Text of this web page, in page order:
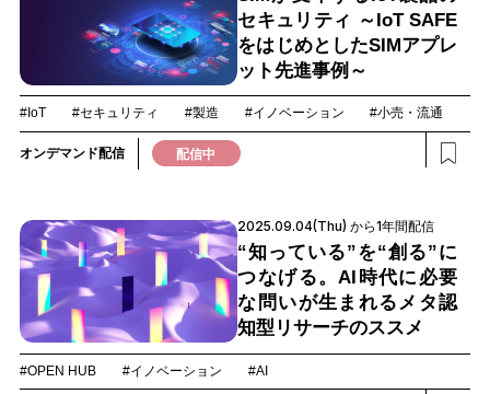
セキュリティ ～IoT SAFE
をはじめとしたSIMアプレ
ット先進事例～
#IoT #セキュリティ #製造 #イノベーション #小売・流通
オンデマンド配信 配信中
2025.09.04(Thu) から1年間配信
“知っている”を“創る”に
つなげる。AI時代に必要
な問いが生まれるメタ認
知型リサーチのススメ
#OPEN HUB #イノベーション #AI